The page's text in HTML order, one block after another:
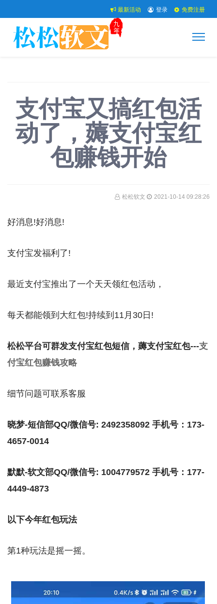
最新活动 登录 免费注册
支付宝又搞红包活
动了，薅支付宝红
包赚钱开始
松松软文 2021-10-14 09:28:26
好消息!好消息!
支付宝发福利了!
最近支付宝推出了一个天天领红包活动，
每天都能领到大红包!持续到11月30日!
松松平台可群发支付宝红包短信，薅支付宝红包---支
付宝红包赚钱攻略
细节问题可联系客服
晓梦-短信部QQ/微信号: 2492358092 手机号：173-
4657-0014
默默-软文部QQ/微信号: 1004779572 手机号：177-
4449-4873
以下今年红包玩法
第1种玩法是摇一摇。